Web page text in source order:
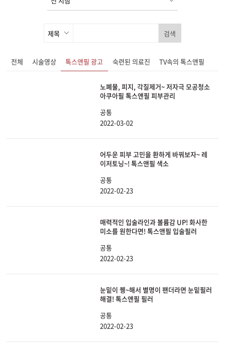
검색
전체 시술영상 톡스앤필 광고 숙련된 의료진 TV속의 톡스앤필
노폐물, 피지, 각질제거~ 저자극 모공청소
아쿠아필 톡스앤필 피부관리
공통
2022-03-02
어두운 피부 고민을 환하게 바꿔보자~ 레
이저토닝~! 톡스앤필 색소
공통
2022-02-23
매력적인 입술라인과 볼륨감 UP! 화사한
미소를 원한다면! 톡스앤필 입술필러
공통
2022-02-23
눈밑이 퀭~해서 별명이 팬더라면 눈밑필러
해결! 톡스앤필 필러
공통
2022-02-23